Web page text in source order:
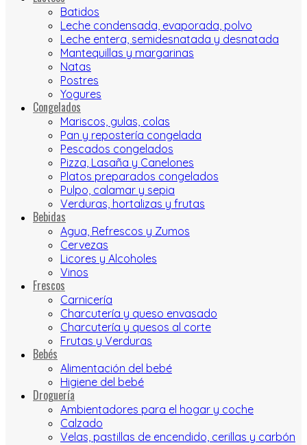
Batidos
Leche condensada, evaporada, polvo
Leche entera, semidesnatada y desnatada
Mantequillas y margarinas
Natas
Postres
Yogures
Congelados
Mariscos, gulas, colas
Pan y repostería congelada
Pescados congelados
Pizza, Lasaña y Canelones
Platos preparados congelados
Pulpo, calamar y sepia
Verduras, hortalizas y frutas
Bebidas
Agua, Refrescos y Zumos
Cervezas
Licores y Alcoholes
Vinos
Frescos
Carnicería
Charcutería y queso envasado
Charcutería y quesos al corte
Frutas y Verduras
Bebés
Alimentación del bebé
Higiene del bebé
Droguería
Ambientadores para el hogar y coche
Calzado
Velas, pastillas de encendido, cerillas y carbón